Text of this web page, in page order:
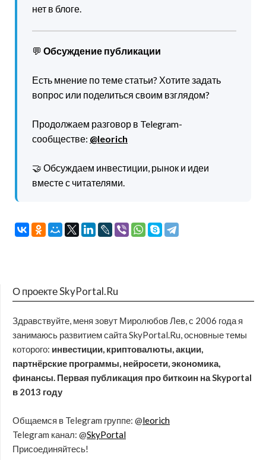
нет в блоге.
💬 Обсуждение публикации
Есть мнение по теме статьи? Хотите задать
вопрос или поделиться своим взглядом?
Продолжаем разговор в Telegram-
сообществе: @leorich
🤝 Обсуждаем инвестиции, рынок и идеи
вместе с читателями.
О проекте SkyPortal.Ru
Здравствуйте, меня зовут Миролюбов Лев, с 2006 года я
занимаюсь развитием сайта SkyPortal.Ru, основные темы
которого: инвестиции, криптовалюты, акции,
партнёрские программы, нейросети, экономика,
финансы. Первая публикация про биткоин на Skyportal
в 2013 году
Общаемся в Telegram группе: @leorich
Telegram канал: @SkyPortal
Присоединяйтесь!